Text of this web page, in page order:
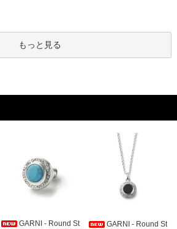
もっと見る
GARNI - Round St
GARNI - Round St